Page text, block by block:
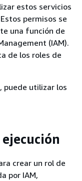
estos servicios
permisos se
una función de
(IAM).
de los roles de
puede utilizar los
crear un rol de
por IAM,